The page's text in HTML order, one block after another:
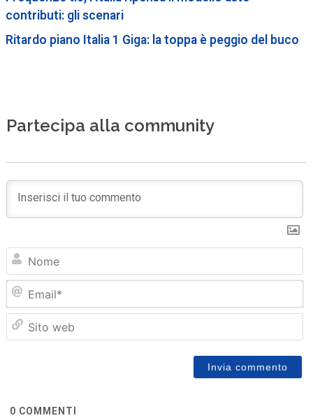
contributi: gli scenari
Ritardo piano Italia 1 Giga: la toppa è peggio del buco
Partecipa alla community
0 COMMENTI